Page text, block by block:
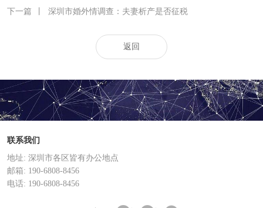
下一篇
深圳市婚外情调查：夫妻析产是否征税
返回
联系我们
地址: 深圳市各区皆有办公地点
邮箱: 190-6808-8456
电话: 190-6808-8456